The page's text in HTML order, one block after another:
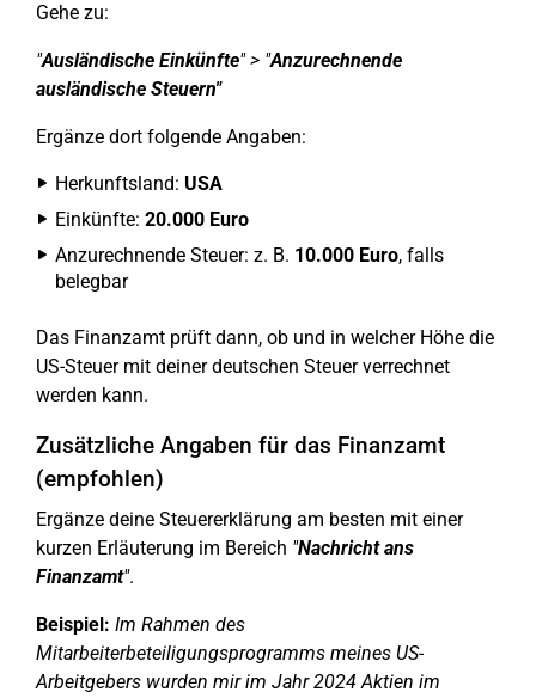
Gehe zu:
"Ausländische Einkünfte" > "Anzurechnende
ausländische Steuern"
Ergänze dort folgende Angaben:
Herkunftsland: USA
Einkünfte: 20.000 Euro
Anzurechnende Steuer: z. B. 10.000 Euro, falls
belegbar
Das Finanzamt prüft dann, ob und in welcher Höhe die
US-Steuer mit deiner deutschen Steuer verrechnet
werden kann.
Zusätzliche Angaben für das Finanzamt
(empfohlen)
Ergänze deine Steuererklärung am besten mit einer
kurzen Erläuterung im Bereich "Nachricht ans
Finanzamt".
Beispiel: Im Rahmen des
Mitarbeiterbeteiligungsprogramms meines US-
Arbeitgebers wurden mir im Jahr 2024 Aktien im